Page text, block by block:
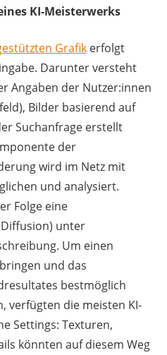
KI-Meisterwerks
Grafikerfolgt
Darunter versteht
Angaben der Nutzer:innen
Bilder basierend auf
Suchanfrage erstellt
der
wird im Netz mit
und analysiert.
Folge eine
unter
Um einen
und das
bestmöglich
verfügten die meisten KI-
Settings: Texturen,
könnten auf diesem Weg